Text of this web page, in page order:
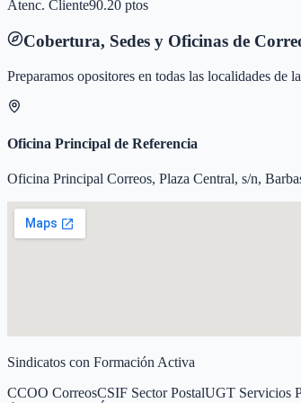
Atenc. Cliente90.20 ptos
Cobertura, Sedes y Oficinas de
Preparamos opositores en todas las localidades de
Oficina Principal de Referencia
Oficina Principal Correos, Plaza Central, s/n,
Sindicatos con Formación Activa
CCOO CorreosCSIF Sector PostalUGT Servicios